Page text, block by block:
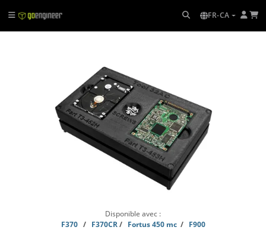
FR-CA
Disponible avec :
F370 / F370CR / Fortus 450 mc/ F900